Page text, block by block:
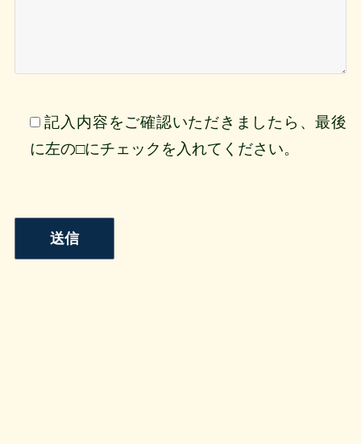
記入内容をご確認いただきましたら、最後
に左の□にチェックを入れてください。